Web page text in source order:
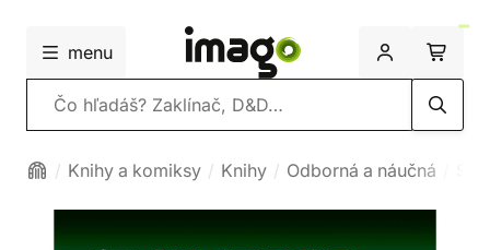
menu
Vyhľadávanie
Knihy a komiksy Knihy Odborná a náučná